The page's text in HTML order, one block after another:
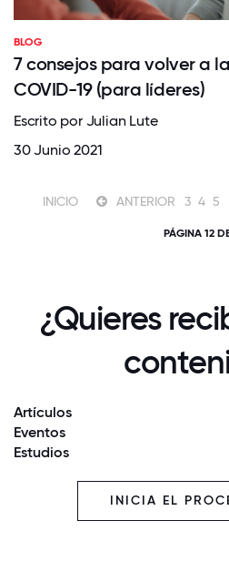
BLOG
7 consejos para volver a
COVID-19 (para líderes)
Escrito por Julian Lute
30 Junio 2021
INICIO ANTERIOR 3 4 5
PÁGINA 12
¿Quieres
Artículos
Eventos
Estudios
INICIA EL